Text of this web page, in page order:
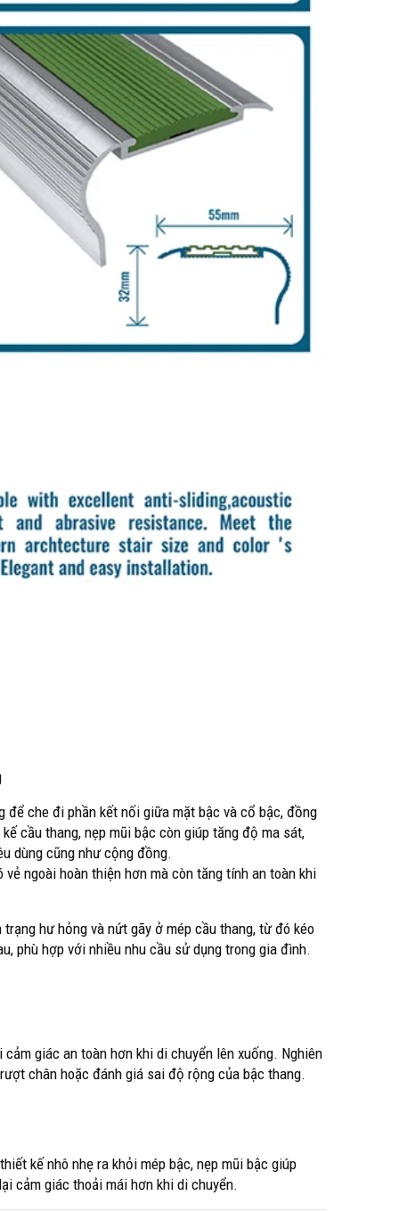
để che đi phần kết nối giữa mặt bậc và cổ bậc, đồng
cầu thang, nẹp mũi bậc còn giúp tăng độ ma sát,
dùng cũng như cộng đồng.
ngoài hoàn thiện hơn mà còn tăng tính an toàn khi
hư hỏng và nứt gãy ở mép cầu thang, từ đó kéo
phù hợp với nhiều nhu cầu sử dụng trong gia đình.
giác an toàn hơn khi di chuyển lên xuống. Nghiên
chân hoặc đánh giá sai độ rộng của bậc thang.
kế nhô nhẹ ra khỏi mép bậc, nẹp mũi bậc giúp
cảm giác thoải mái hơn khi di chuyển.